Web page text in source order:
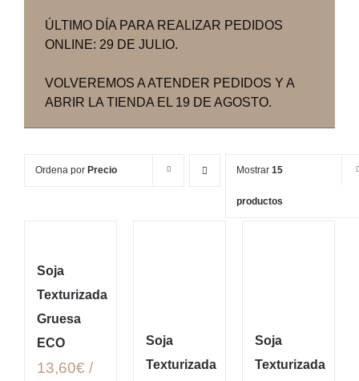
ÚLTIMO DÍA PARA REALIZAR PEDIDOS
ONLINE: 29 DE JULIO.
VOLVEREMOS A ATENDER PEDIDOS Y A
ABRIR LA TIENDA EL 19 DE AGOSTO.
Ordena por Precio Mostrar 15
productos
Soja
Texturizada
Gruesa
ECO
13,60€ /
Soja
Texturizada
Soja
Texturizada